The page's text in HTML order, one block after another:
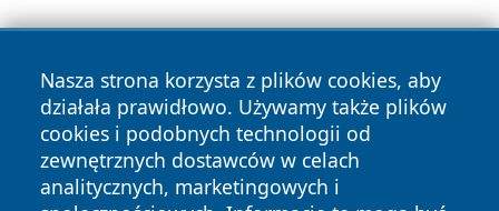
Nasza strona korzysta z plików cookies, aby
działała prawidłowo. Używamy także plików
cookies i podobnych technologii od
zewnętrznych dostawców w celach
analitycznych, marketingowych i
Copyright © 2026 zawiercieonline.pl Wszystkie prawa
zastrzeżone.